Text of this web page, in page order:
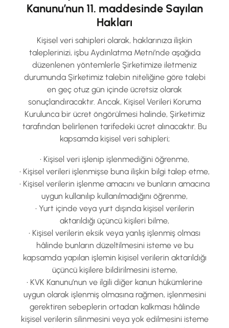
Kanunu’nun 11. maddesinde Sayılan
Hakları
Kişisel veri sahipleri olarak, haklarınıza ilişkin
taleplerinizi, işbu Aydınlatma Metni’nde aşağıda
düzenlenen yöntemlerle Şirketimize iletmeniz
durumunda Şirketimiz talebin niteliğine göre talebi
en geç otuz gün içinde ücretsiz olarak
sonuçlandıracaktır. Ancak, Kişisel Verileri Koruma
Kurulunca bir ücret öngörülmesi halinde, Şirketimiz
tarafından belirlenen tarifedeki ücret alınacaktır. Bu
kapsamda kişisel veri sahipleri;
• Kişisel veri işlenip işlenmediğini öğrenme,
• Kişisel verileri işlenmişse buna ilişkin bilgi talep etme,
• Kişisel verilerin işlenme amacını ve bunların amacına
uygun kullanılıp kullanılmadığını öğrenme,
• Yurt içinde veya yurt dışında kişisel verilerin
aktarıldığı üçüncü kişileri bilme,
• Kişisel verilerin eksik veya yanlış işlenmiş olması
hâlinde bunların düzeltilmesini isteme ve bu
kapsamda yapılan işlemin kişisel verilerin aktarıldığı
üçüncü kişilere bildirilmesini isteme,
• KVK Kanunu’nun ve ilgili diğer kanun hükümlerine
uygun olarak işlenmiş olmasına rağmen, işlenmesini
gerektiren sebeplerin ortadan kalkması hâlinde
kişisel verilerin silinmesini veya yok edilmesini isteme